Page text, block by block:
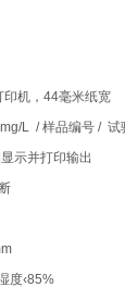
机，44毫米纸宽
/ 样品编号 / 试
示并打印输出
度‹85%